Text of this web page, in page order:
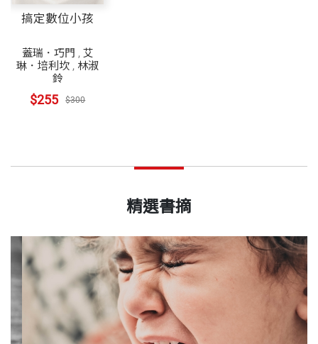
搞定數位小孩
蓋瑞．巧門 , 艾
琳．培利坎 , 林淑
鈴
$255 $300
精選書摘